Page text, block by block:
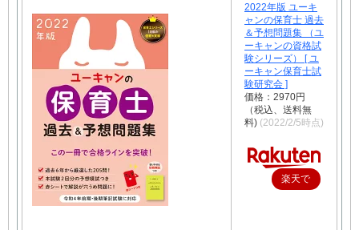
2022年版 ユーキ
ャンの保育士 過去
＆予想問題集 （ユ
ーキャンの資格試
験シリーズ） [ ユ
ーキャン保育士試
験研究会 ]
価格：2970円
（税込、送料無
料) (2022/2/5時点)
楽天で